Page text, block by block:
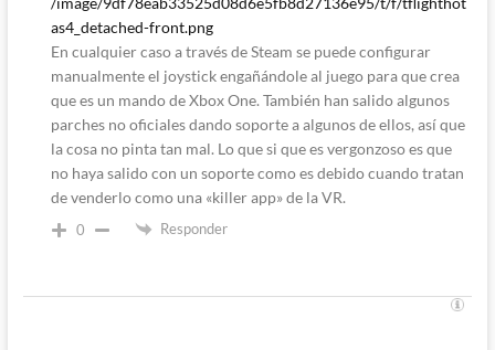
as4_detached-front.png
En cualquier caso a través de Steam se puede configurar
manualmente el joystick engañándole al juego para que crea
que es un mando de Xbox One. También han salido algunos
parches no oficiales dando soporte a algunos de ellos, así que
la cosa no pinta tan mal. Lo que si que es vergonzoso es que
no haya salido con un soporte como es debido cuando tratan
de venderlo como una «killer app» de la VR.
0 Responder